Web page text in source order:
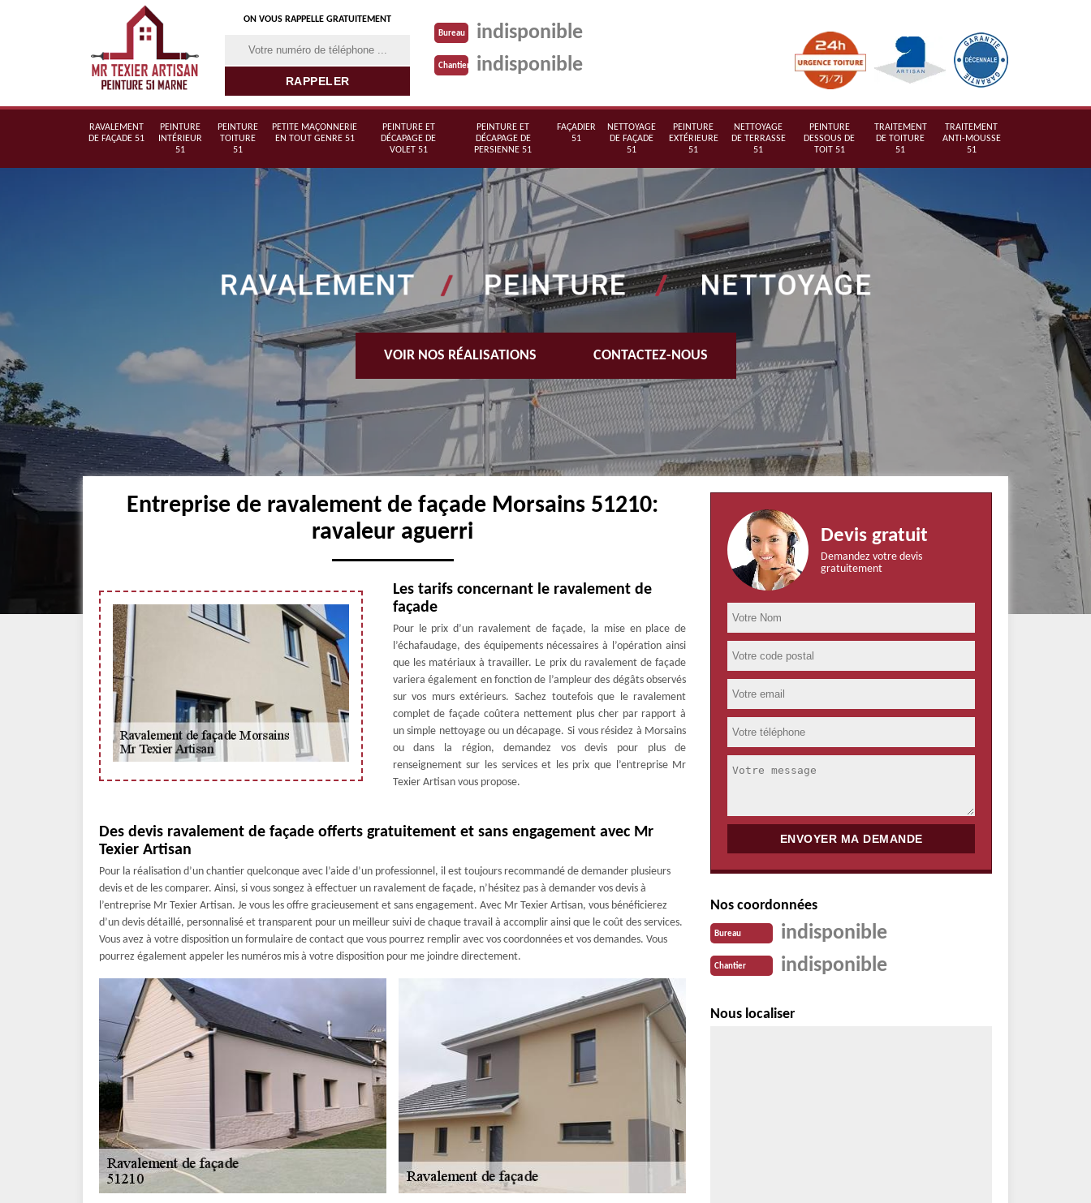
ON VOUS RAPPELLE GRATUITEMENT
Bureau indisponible
Chantier indisponible
RAVALEMENT
DE FAÇADE 51
PEINTURE
INTÉRIEUR
51
PEINTURE
TOITURE
51
PETITE MAÇONNERIE
EN TOUT GENRE 51
PEINTURE ET
DÉCAPAGE DE
VOLET 51
PEINTURE ET
DÉCAPAGE DE
PERSIENNE 51
FAÇADIER
51
NETTOYAGE
DE FAÇADE
51
PEINTURE
EXTÉRIEURE
51
NETTOYAGE
DE TERRASSE
51
PEINTURE
DESSOUS DE
TOIT 51
TRAITEMENT
DE TOITURE
51
TRAITEMENT
ANTI-MOUSSE
51
VOIR NOS RÉALISATIONS CONTACTEZ-NOUS
Entreprise de ravalement de façade Morsains 51210:
ravaleur aguerri
Les tarifs concernant le ravalement de
façade
Pour le prix d’un ravalement de façade, la mise en place de
l’échafaudage, des équipements nécessaires à l’opération ainsi
que les matériaux à travailler. Le prix du ravalement de façade
variera également en fonction de l’ampleur des dégâts observés
sur vos murs extérieurs. Sachez toutefois que le ravalement
complet de façade coûtera nettement plus cher par rapport à
un simple nettoyage ou un décapage. Si vous résidez à Morsains
ou dans la région, demandez vos devis pour plus de
renseignement sur les services et les prix que l’entreprise Mr
Texier Artisan vous propose.
Des devis ravalement de façade offerts gratuitement et sans engagement avec Mr
Texier Artisan
Pour la réalisation d’un chantier quelconque avec l’aide d’un professionnel, il est toujours recommandé de demander plusieurs
devis et de les comparer. Ainsi, si vous songez à effectuer un ravalement de façade, n’hésitez pas à demander vos devis à
l’entreprise Mr Texier Artisan. Je vous les offre gracieusement et sans engagement. Avec Mr Texier Artisan, vous bénéficierez
d’un devis détaillé, personnalisé et transparent pour un meilleur suivi de chaque travail à accomplir ainsi que le coût des services.
Vous avez à votre disposition un formulaire de contact que vous pourrez remplir avec vos coordonnées et vos demandes. Vous
pourrez également appeler les numéros mis à votre disposition pour me joindre directement.
Devis gratuit
Demandez votre devis
gratuitement
Nos coordonnées
Bureau indisponible
Chantier indisponible
Nous localiser